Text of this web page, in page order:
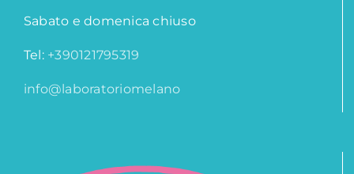
Sabato e domenica chiuso
Tel: +390121795319
info@laboratoriomelano